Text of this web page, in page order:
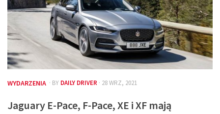
WYDARZENIA · BY DAILY DRIVER · 28 WRZ, 2021
Jaguary E-Pace, F-Pace, XE i XF mają